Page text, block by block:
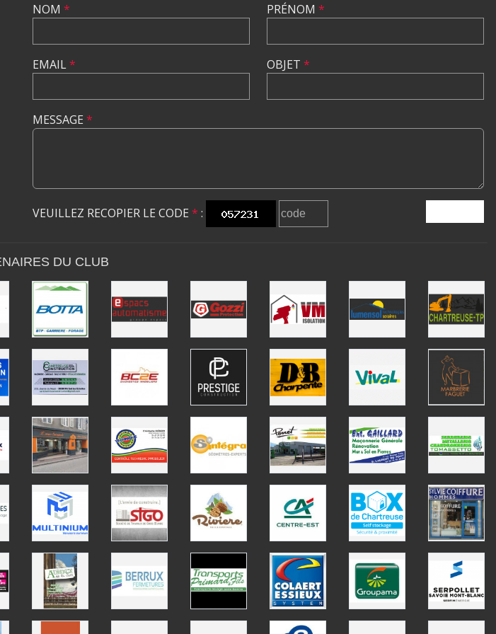
NOM *
EMAIL*
PRÉNOM *
OBJET *
MESSAGE *
VEUILLEZ RECOPIER LE CODE * :
DU CLUB